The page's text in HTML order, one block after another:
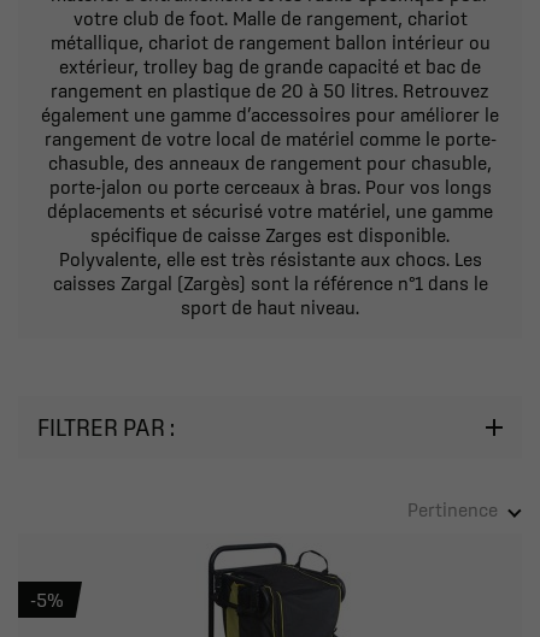
votre club de foot. Malle de rangement, chariot
métallique, chariot de rangement ballon intérieur ou
extérieur, trolley bag de grande capacité et bac de
rangement en plastique de 20 à 50 litres. Retrouvez
également une gamme d’accessoires pour améliorer le
rangement de votre local de matériel comme le porte-
chasuble, des anneaux de rangement pour chasuble,
porte-jalon ou porte cerceaux à bras. Pour vos longs
déplacements et sécurisé votre matériel, une gamme
spécifique de caisse Zarges est disponible.
Polyvalente, elle est très résistante aux chocs. Les
caisses Zargal (Zargès) sont la référence n°1 dans le
sport de haut niveau.
FILTRER PAR :
Pertinence
-5%